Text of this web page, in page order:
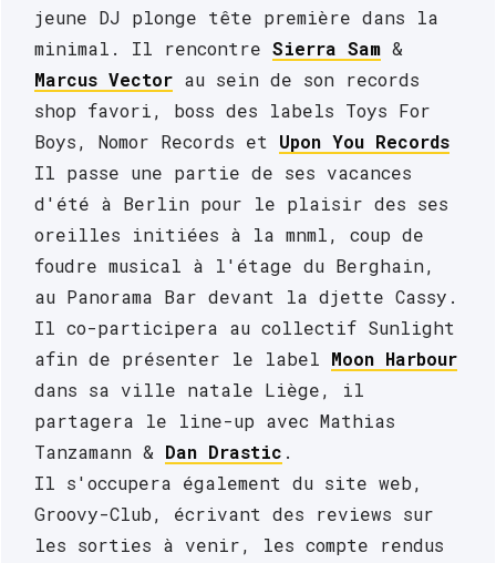
jeune DJ plonge tête première dans la
minimal. Il rencontre Sierra Sam
Marcus Vector au sein de son records
shop favori, boss des labels Toys For
Boys, Nomor Records et Upon You Records
Il passe une partie de ses vacances
d'été à Berlin pour le plaisir des ses
oreilles initiées à la mnml, coup de
foudre musical à l'étage du Berghain,
au Panorama Bar devant la djette Cassy.
Il co-participera au collectif Sunlight
afin de présenter le label Moon Harbour
dans sa ville natale Liège, il
partagera le line-up avec Mathias
Tanzamann & Dan Drastic .
Il s'occupera également du site web,
Groovy-Club, écrivant des reviews sur
les sorties à venir, les compte rendus